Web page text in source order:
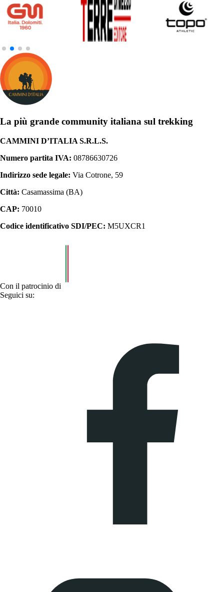
La più grande community italiana sul trekking
CAMMINI D’ITALIA S.R.L.S.
Numero partita IVA: 08786630726
Indirizzo sede legale: Via Cotrone, 59
Città: Casamassima (BA)
CAP: 70010
Codice identificativo SDI/PEC: M5UXCR1
Con il patrocinio di
Seguici su: